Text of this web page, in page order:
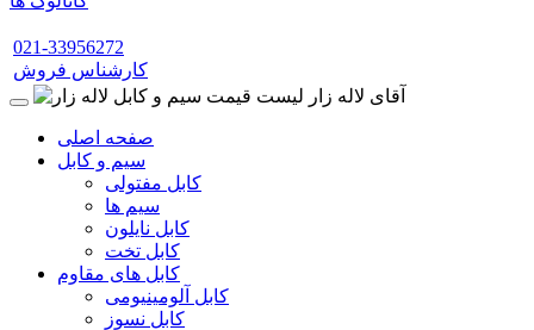
021-33956272
کارشناس فروش
صفحه اصلی
سیم و کابل
کابل مفتولی
سیم ها
کابل نایلون
کابل تخت
کابل های مقاوم
کابل آلومینیومی
کابل نسوز